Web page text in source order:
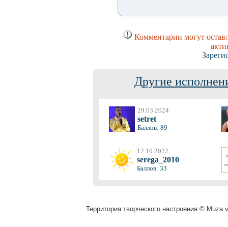
Комментарии могут
Другие
29.03.2024
setret
Баллов: 89
12.10.2022
serega_2010
Баллов: 33
Территория творческого настроения ©